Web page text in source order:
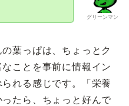
グリーンマン
葉っぱは、ちょっとク
ことを事前に情報イン
れる感じです。「栄養
たら、ちょっと好んで